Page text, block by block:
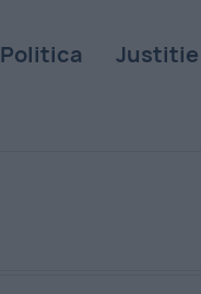
Politica Justitie